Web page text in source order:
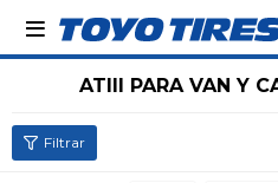

ATIII PARA VAN Y